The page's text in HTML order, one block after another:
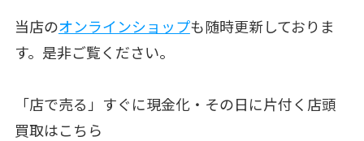
当店のオンラインショップも随時更新しておりま
す。是非ご覧ください。
「店で売る」すぐに現金化・その日に片付く店頭
買取はこちら